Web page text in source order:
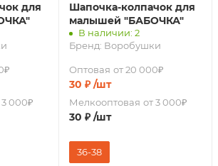
для
3 000₽
Шапочка-колпачок для
малышей "БАБОЧКА"
В наличии: 2
Бренд: Воробушки
Оптовая от 20 000₽
30 ₽ /шт
Мелкооптовая от 3 000₽
30 ₽ /шт
36-38